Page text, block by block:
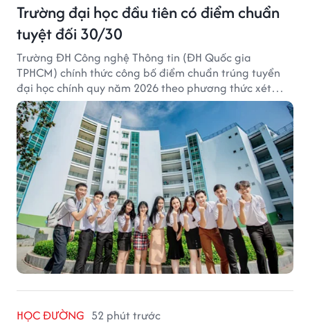
Trường đại học đầu tiên có điểm chuẩn
tuyệt đối 30/30
Trường ĐH Công nghệ Thông tin (ĐH Quốc gia
TPHCM) chính thức công bố điểm chuẩn trúng tuyển
đại học chính quy năm 2026 theo phương thức xét
tuyển tổng hợp.
HỌC ĐƯỜNG 52 phút trước